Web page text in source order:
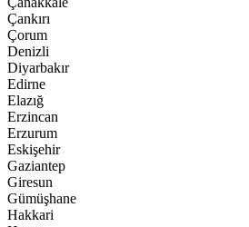
Çankırı
Çorum
Denizli
Diyarbakır
Edirne
Elazığ
Erzincan
Erzurum
Eskişehir
Gaziantep
Giresun
Gümüşhane
Hakkari